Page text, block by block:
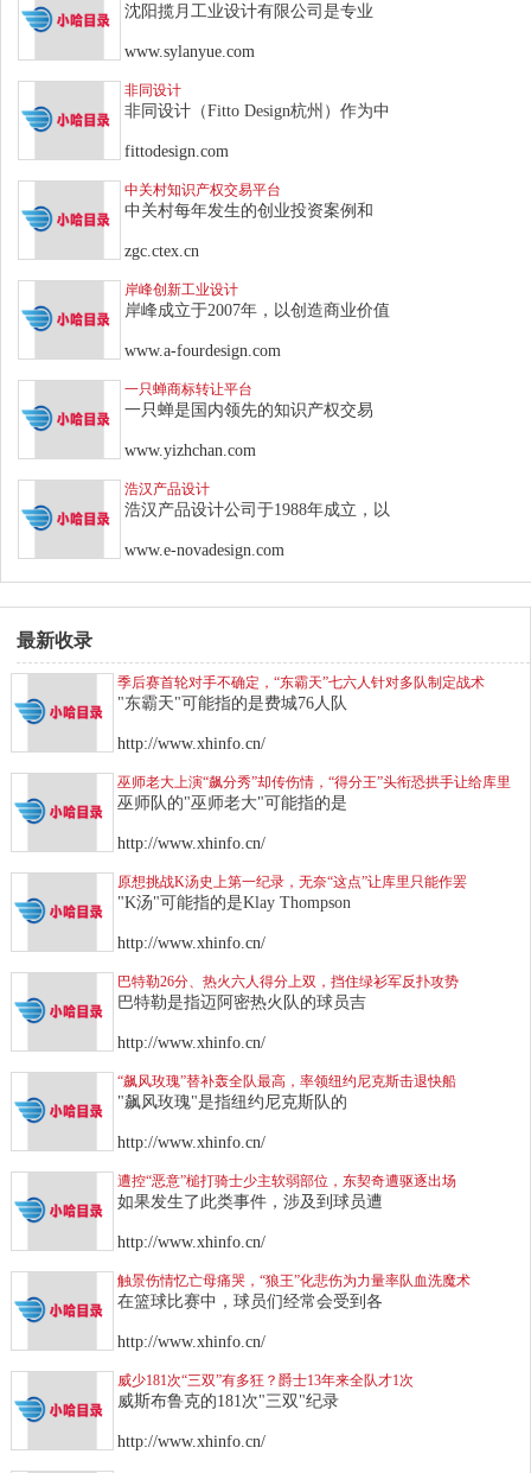
沈阳揽月工业设计有限公司是专业
www.sylanyue.com
非同设计
非同设计（Fitto Design杭州）作为中
fittodesign.com
中关村知识产权交易平台
中关村每年发生的创业投资案例和
zgc.ctex.cn
岸峰创新工业设计
岸峰成立于2007年，以创造商业价值
www.a-fourdesign.com
一只蝉商标转让平台
一只蝉是国内领先的知识产权交易
www.yizhchan.com
浩汉产品设计
浩汉产品设计公司于1988年成立，以
www.e-novadesign.com
最新收录
季后赛首轮对手不确定，“东霸天”七六人针对多队制定战术
"东霸天"可能指的是费城76人队
http://www.xhinfo.cn/
巫师老大上演“飙分秀”却传伤情，“得分王”头衔恐拱手让给库里
巫师队的"巫师老大"可能指的是
http://www.xhinfo.cn/
原想挑战K汤史上第一纪录，无奈“这点”让库里只能作罢
"K汤"可能指的是Klay Thompson
http://www.xhinfo.cn/
巴特勒26分、热火六人得分上双，挡住绿衫军反扑攻势
巴特勒是指迈阿密热火队的球员吉
http://www.xhinfo.cn/
“飙风玫瑰”替补轰全队最高，率领纽约尼克斯击退快船
"飙风玫瑰"是指纽约尼克斯队的
http://www.xhinfo.cn/
遭控“恶意”槌打骑士少主软弱部位，东契奇遭驱逐出场
如果发生了此类事件，涉及到球员遭
http://www.xhinfo.cn/
触景伤情忆亡母痛哭，“狼王”化悲伤为力量率队血洗魔术
在篮球比赛中，球员们经常会受到各
http://www.xhinfo.cn/
威少181次“三双”有多狂？爵士13年来全队才1次
威斯布鲁克的181次"三双"纪录
http://www.xhinfo.cn/